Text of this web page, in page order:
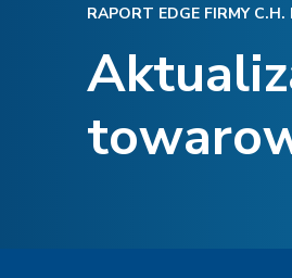
RAPORT EDGE FIRMY C.H.